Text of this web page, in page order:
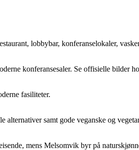
lobbybar, konferanselokaler,
konferansesaler. Se offisielle bilder
fasiliteter.
samt gode veganske og
mens Melsomvik byr på